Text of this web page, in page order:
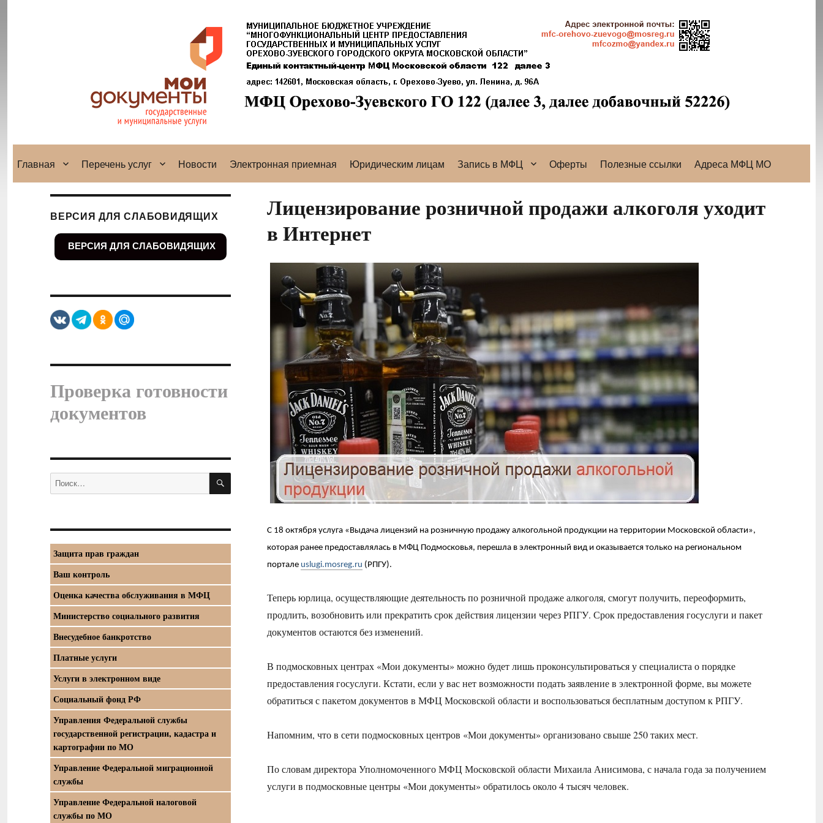
Главная Перечень услуг Новости Электронная приемная Юридическим лицам Запись в МФЦ Оферты Полезные ссылки Адреса МФЦ МО
Лицензирование розничной продажи алкоголя уходит
в Интернет
С 18 октября услуга «Выдача лицензий на розничную продажу алкогольной продукции на территории Московской области»,
которая ранее предоставлялась в МФЦ Подмосковья, перешла в электронный вид и оказывается только на региональном
портале uslugi.mosreg.ru (РПГУ).
Теперь юрлица, осуществляющие деятельность по розничной продаже алкоголя, смогут получить, переоформить,
продлить, возобновить или прекратить срок действия лицензии через РПГУ. Срок предоставления госуслуги и пакет
документов остаются без изменений.
В подмосковных центрах «Мои документы» можно будет лишь проконсультироваться у специалиста о порядке
предоставления госуслуги. Кстати, если у вас нет возможности подать заявление в электронной форме, вы можете
обратиться с пакетом документов в МФЦ Московской области и воспользоваться бесплатным доступом к РПГУ.
Напомним, что в сети подмосковных центров «Мои документы» организовано свыше 250 таких мест.
По словам директора Уполномоченного МФЦ Московской области Михаила Анисимова, с начала года за получением
услуги в подмосковные центры «Мои документы» обратилось около 4 тысяч человек.
ВЕРСИЯ ДЛЯ СЛАБОВИДЯЩИХ
ВЕРСИЯ ДЛЯ СЛАБОВИДЯЩИХ
Проверка готовности
документов
Искать: ПОИСК
Защита прав граждан
Ваш контроль
Оценка качества обслуживания в МФЦ
Министерство социального развития
Внесудебное банкротство
Платные услуги
Услуги в электронном виде
Социальный фонд РФ
Управления Федеральной службы
государственной регистрации, кадастра и
картографии по МО
Управление Федеральной миграционной
службы
Управление Федеральной налоговой
службы по МО